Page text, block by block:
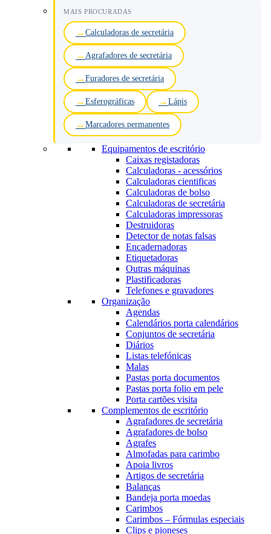
MAIS PROCURADAS
Calculadoras de secretária
Agrafadores de secretária
Furadores de secretária
Esferográficas Lápis
Marcadores permanentes
Equipamentos de escritório
Caixas registadoras
Calculadoras - acessórios
Calculadoras cientificas
Calculadoras de bolso
Calculadoras de secretária
Calculadoras impressoras
Destruidoras
Detector de notas falsas
Encadernadoras
Etiquetadoras
Outras máquinas
Plastificadoras
Telefones e gravadores
Organização
Agendas
Calendários porta calendários
Conjuntos de secretária
Diários
Listas telefónicas
Malas
Pastas porta documentos
Pastas porta folio em pele
Porta cartões visita
Complementos de escritório
Agrafadores de secretária
Agrafadores de bolso
Agrafes
Almofadas para carimbo
Apoia livros
Artigos de secretária
Balanças
Bandeja porta moedas
Carimbos
Carimbos – Fórmulas especiais
Clips e pioneses